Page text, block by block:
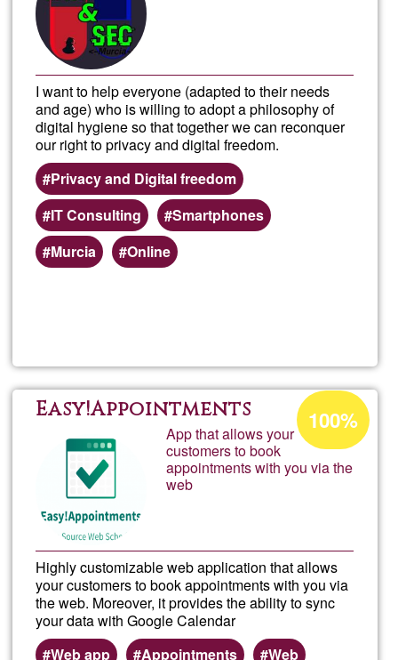
I want to help everyone (adapted to their needs
and age) who is willing to adopt a philosophy of
digital hygiene so that together we can reconquer
our right to privacy and digital freedom.
Privacy and Digital freedom
IT Consulting
Smartphones
Murcia
Online
Easy!Appointments
App that allows your
customers to book
appointments with you via the
web
Highly customizable web application that allows
your customers to book appointments with you via
the web. Moreover, it provides the ability to sync
your data with Google Calendar
Web app
Appointments
Web
Acceptance
percentage
Ğ1
100%